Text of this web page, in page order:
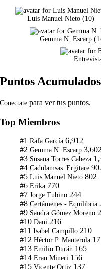
Luis Manuel Nieto (10)
Gemma N. Escarp(
Puntos Acumulados
Conectate para ver tus puntos.
Top Miembros
#1 Rafa García 6,912
#2 Gemma N. Escarp 3,602
#3 Susana Torres Cabeza
#4 Cadulamsas_Ergitare
#5 Luis Manuel Nieto 802
#6 Erika 770
#7 Jorge Tubino 244
#8 Certámenes - Equilibria
#9 Sandra Gómez Moreno
#10 Dani 216
#11 Isabel Campillo 210
#12 Héctor P. Manterola
#13 Emilio Durán 165
#14 Eran Mineri 156
#15 Vicente Ortiz 137